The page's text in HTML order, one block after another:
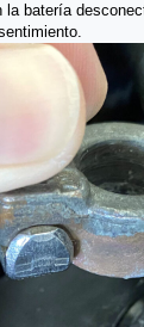
la batería